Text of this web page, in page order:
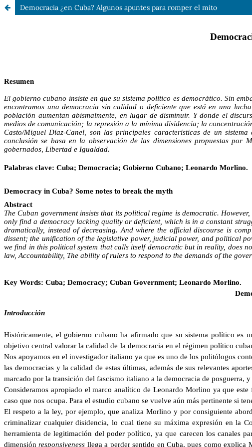
Democracia ¿en Cuba? Algunos apuntes para romper el mito